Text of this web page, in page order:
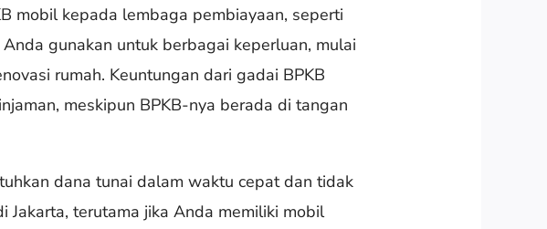
mobil kepada lembaga pembiayaan, seperti
gunakan untuk berbagai keperluan, mulai
rumah. Keuntungan dari gadai BPKB
meskipun BPKB-nya berada di tangan
dana tunai dalam waktu cepat dan tidak
terutama jika Anda memiliki mobil